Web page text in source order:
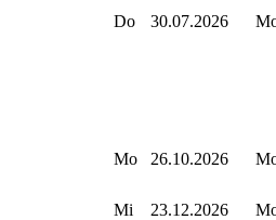
Do 30.07.2026
Mo 26.10.2026
Mi 23.12.2026